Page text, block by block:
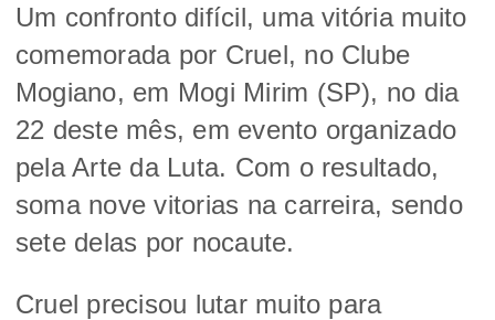
Um confronto difícil, uma vitória muito
comemorada por Cruel, no Clube
Mogiano, em Mogi Mirim (SP), no dia
22 deste mês, em evento organizado
pela Arte da Luta. Com o resultado,
soma nove vitorias na carreira, sendo
sete delas por nocaute.
Cruel precisou lutar muito para